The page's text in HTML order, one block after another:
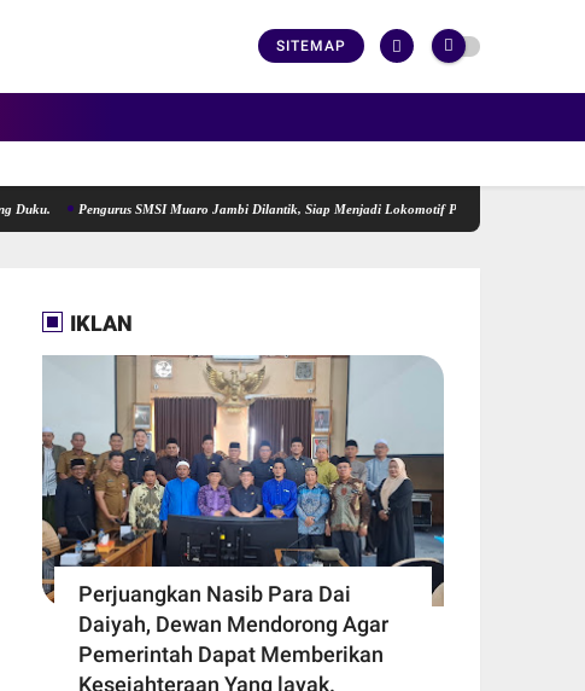
SITEMAP
Pengurus SMSI Muaro Jambi Dilantik, Siap Menjadi Lokomotif Penggerak Informasi yang
IKLAN
Perjuangkan Nasib Para Dai
Daiyah, Dewan Mendorong Agar
Pemerintah Dapat Memberikan
Kesejahteraan Yang layak.